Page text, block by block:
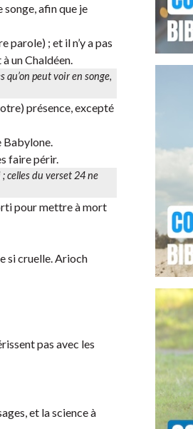
songe, afin que je
parole) ; et il n’y a pas
un Chaldéen.
peut voir en songe,
présence, excepté
Babylone.
faire périr.
celles du verset 24 ne
pour mettre à mort
si cruelle. Arioch
pas avec les
et la science à